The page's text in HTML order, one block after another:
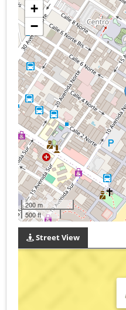
+
−
200 m
500 ft
Street View